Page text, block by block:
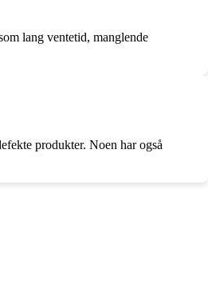
lang ventetid, manglende
produkter. Noen har også